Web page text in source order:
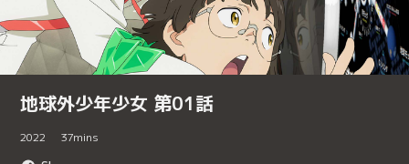
地球外少年少女 第01話
2022 37mins